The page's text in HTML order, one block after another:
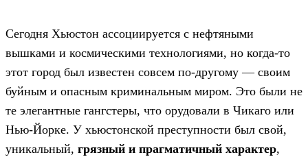
Сегодня Хьюстон ассоциируется с нефтяными
вышками и космическими технологиями, но когда-то
этот город был известен совсем по-другому — своим
буйным и опасным криминальным миром. Это были не
те элегантные гангстеры, что орудовали в Чикаго или
Нью-Йорке. У хьюстонской преступности был свой,
уникальный, грязный и прагматичный характер,